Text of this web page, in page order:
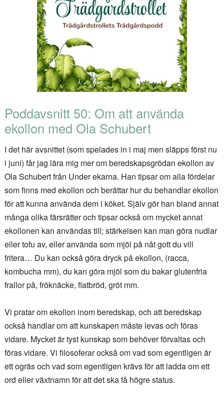
Poddavsnitt 50: Om att använda
ekollon med Ola Schubert
I det här avsnittet (som spelades in i maj men släpps först nu
i juni) får jag lära mig mer om beredskapsgrödan ekollon av
Ola Schubert från Under ekarna. Han tipsar om alla fördelar
som finns med ekollon och berättar hur du behandlar ekollon
för att kunna använda dem i köket. Själv gör han bland annat
många olika färsrätter och tipsar också om mycket annat
ekollonen kan användas till; stärkelsen kan man göra nudlar
eller tofu av, eller använda som mjöl på nåt gott du vill
fritera… Du kan också göra dryck på ekollon, (racca,
kombucha mm), du kan göra mjöl som du bakar glutenfria
frallor på, fröknäcke, flatbröd, gröt mm.
Vi pratar om ekollon inom beredskap, och att beredskap
också handlar om att kunskapen måste levas och föras
vidare. Mycket är tyst kunskap som behöver förvaltas och
föras vidare. Vi filosoferar också om vad som egentligen är
ett ogräs och vad som egentligen krävs för att ladda om ett
ord eller växtnamn för att det ska få högre status.